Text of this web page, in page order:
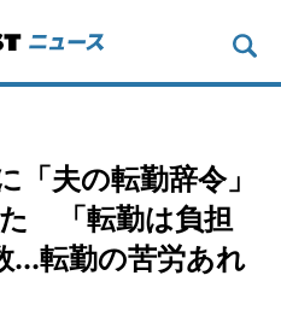
「夫の転勤辞令」
「転勤は負担
...転勤の苦労あれ